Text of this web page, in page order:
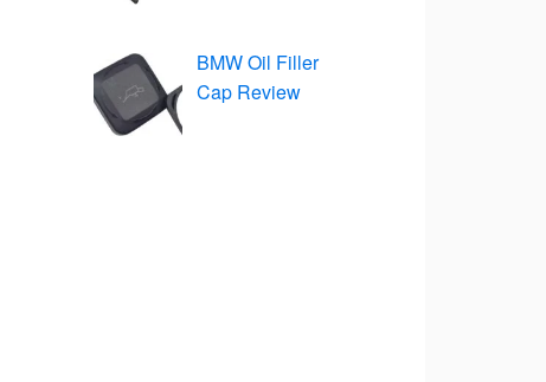
BMW Oil Filler
Cap Review